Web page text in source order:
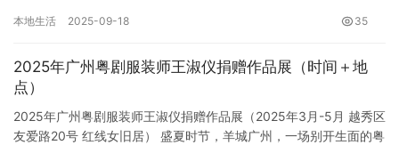
本地生活 2025-09-18 35
2025年广州粤剧服装师王淑仪捐赠作品展（时间＋地
点）
2025年广州粤剧服装师王淑仪捐赠作品展（2025年3月-5月 越秀区
友爱路20号 红线女旧居） 盛夏时节，羊城广州，一场别开生面的粤